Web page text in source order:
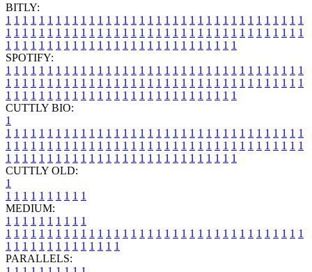
BITLY:
1 1 1 1 1 1 1 1 1 1 1 1 1 1 1 1 1 1 1 1 1 1 1 1 1 1 1 1 1 1 1 1 1 1 1 1
1 1 1 1 1 1 1 1 1 1 1 1 1 1 1 1 1 1 1 1 1 1 1 1 1 1 1 1 1 1 1 1 1 1 1 1
1 1 1 1 1 1 1 1 1 1 1 1 1 1 1 1 1 1 1 1 1 1 1 1 1 1 1 1
SPOTIFY:
1 1 1 1 1 1 1 1 1 1 1 1 1 1 1 1 1 1 1 1 1 1 1 1 1 1 1 1 1 1 1 1 1 1 1 1
1 1 1 1 1 1 1 1 1 1 1 1 1 1 1 1 1 1 1 1 1 1 1 1 1 1 1 1 1 1 1 1 1 1 1 1
1 1 1 1 1 1 1 1 1 1 1 1 1 1 1 1 1 1 1 1 1 1 1 1 1 1 1 1
CUTTLY BIO:
1
1 1 1 1 1 1 1 1 1 1 1 1 1 1 1 1 1 1 1 1 1 1 1 1 1 1 1 1 1 1 1 1 1 1 1 1
1 1 1 1 1 1 1 1 1 1 1 1 1 1 1 1 1 1 1 1 1 1 1 1 1 1 1 1 1 1 1 1 1 1 1 1
1 1 1 1 1 1 1 1 1 1 1 1 1 1 1 1 1 1 1 1 1 1 1 1 1 1 1 1
CUTTLY OLD:
1
1 1 1 1 1 1 1 1 1 1
MEDIUM:
1 1 1 1 1 1 1 1 1 1
1 1 1 1 1 1 1 1 1 1 1 1 1 1 1 1 1 1 1 1 1 1 1 1 1 1 1 1 1 1 1 1 1 1 1 1
1 1 1 1 1 1 1 1 1 1 1 1 1 1
PARALLELS: